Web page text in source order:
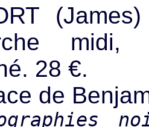
midi,
28 €.
de